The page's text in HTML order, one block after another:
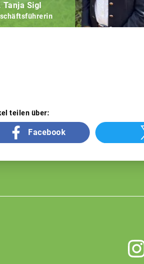
Tanja Sigl
teilen über:
Facebook